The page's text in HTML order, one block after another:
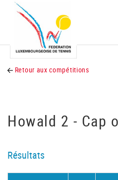
Retour aux compétitions
Howald 2 - Cap
Résultats